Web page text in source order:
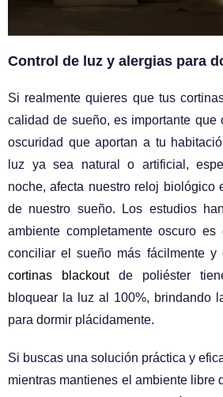
Control de luz y alergias para
Si realmente quieres que tus
calidad de sueño, es importante que
oscuridad que aportan a tu
luz ya sea natural o artificial,
noche, afecta nuestro reloj biológico
de nuestro sueño. Los estudios
ambiente completamente oscuro
conciliar el sueño más fácilmente y
cortinas blackoutde poliéster
bloquear la luz al 100%, brindando
para dormir plácidamente.
Si buscas una solución práctica y
mientras mantienes el ambiente libre